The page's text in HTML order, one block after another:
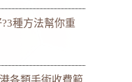
種方法幫你重